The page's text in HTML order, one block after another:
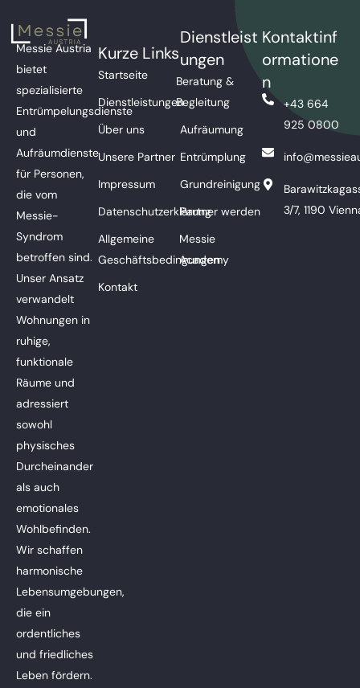
Messie Austria
bietet
spezialisierte
Entrümpelungsdienste
und
Aufräumdienste
für Personen,
die vom
Messie-
Syndrom
betroffen sind.
Unser Ansatz
verwandelt
Wohnungen in
ruhige,
funktionale
Räume und
adressiert
sowohl
physisches
Durcheinander
als auch
emotionales
Wohlbefinden.
Wir schaffen
harmonische
Lebensumgebungen,
die ein
ordentliches
und friedliches
Leben fördern.
Kurze Links
Startseite
Dienstleistungen
Über uns
Unsere Partner
Impressum
Datenschutzerklärung
Allgemeine
Geschäftsbedingungen
Kontakt
Dienstleist
ungen
Beratung &
Begleitung
Aufräumung
Entrümplung
Grundreinigung
Partner werden
Messie
Academy
Kontaktinf
ormatione
n
+43 664
925 0800
3/7, 1190